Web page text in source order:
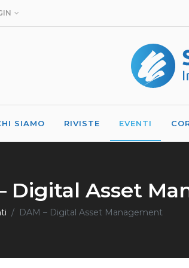
SIAMO RIVISTE EVENTI
Digital Asset
DAM – Digital Asset Management